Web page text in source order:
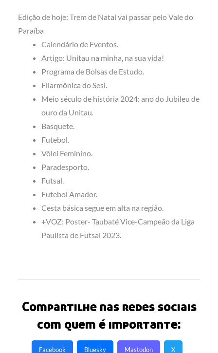
Edição de hoje: Trem de Natal vai passar pelo Vale do
Paraíba
Calendário de Eventos.
Artigo: Unitau na minha, na sua vida!
Programa de Bolsas de Estudo.
Filarmônica do Sesi.
Meio século de história 2024: ano do Jubileu de
ouro da Unitau.
Basquete.
Futebol.
Vôlei Feminino.
Paradesporto.
Futsal.
Futebol Amador.
Cesta básica segue em alta na região.
+VOZ: Poster- Taubaté Vice-Campeão da Liga
Paulista de Futsal 2023.
Compartilhe nas redes sociais
com quem é importante:
Facebook Bluesky Mastodon X